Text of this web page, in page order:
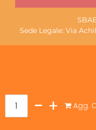
Agg.
Sede Legale: Via
Magazzino ritiro: Via